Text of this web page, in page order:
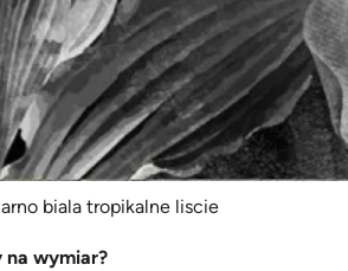
biala tropikalne liscie
wymiar?